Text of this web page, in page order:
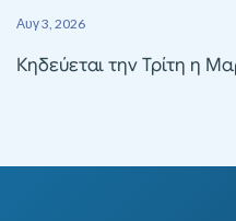
Αυγ 3, 2026
Κηδεύεται την Τρίτη η